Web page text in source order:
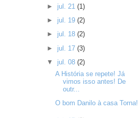
► jul. 21 (1)
► jul. 19 (2)
► jul. 18 (2)
► jul. 17 (3)
▼ jul. 08 (2)
A História se repete! Já
vimos isso antes! De
outr...
O bom Danilo à casa Torna!